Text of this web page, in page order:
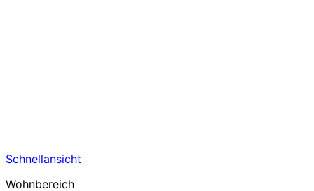
Schnellansicht
Wohnbereich